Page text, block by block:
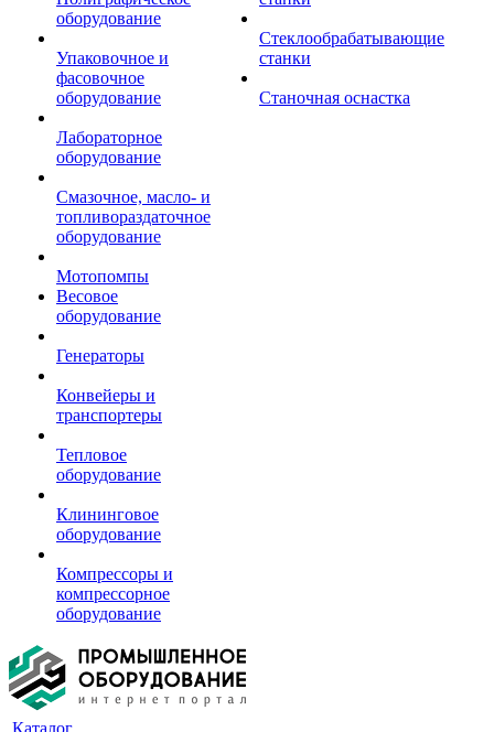
оборудование
Упаковочное и
фасовочное
оборудование
Лабораторное
оборудование
Смазочное, масло- и
топливораздаточное
оборудование
Мотопомпы
Весовое
оборудование
Генераторы
Конвейеры и
транспортеры
Тепловое
оборудование
Клининговое
оборудование
Компрессоры и
компрессорное
оборудование
Стеклообрабатывающие
станки
Станочная оснастка
Каталог